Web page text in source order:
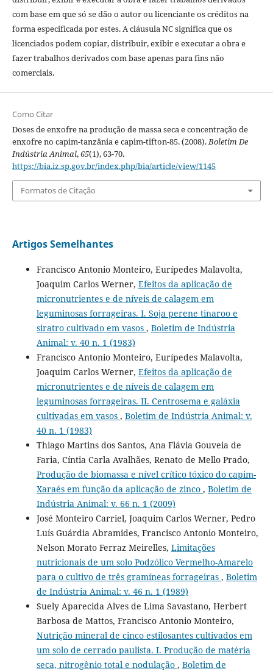
com base em que só se dão o autor ou licenciante os créditos na
forma especificada por estes. A cláusula NC significa que os
licenciados podem copiar, distribuir, exibir e executar a obra e
fazer trabalhos derivados com base apenas para fins não
comerciais.
Como Citar
Doses de enxofre na produção de massa seca e concentração de
enxofre no capim-tanzânia e capim-tifton-85. (2008).Boletim De
Indústria Animal,65(1), 63-70.
https://bia.iz.sp.gov.br/index.php/bia/article/view/1145
Formatos de Citação
Artigos Semelhantes
Francisco Antonio Monteiro, Eurípedes Malavolta,
Joaquim Carlos Werner, Efeitos da aplicação de
micronutrientes e de níveis de calagem em
leguminosas forrageiras. I. Soja perene tinaroo e
siratro cultivado em vasos , Boletim de Indústria
Animal: v. 40 n. 1 (1983)
Francisco Antonio Monteiro, Eurípedes Malavolta,
Joaquim Carlos Werner, Efeitos da aplicação de
micronutrientes e de níveis de calagem em
leguminosas forrageiras. II. Centrosema e galáxia
cultivadas em vasos , Boletim de Indústria Animal: v.
40 n. 1 (1983)
Thiago Martins dos Santos, Ana Flávia Gouveia de
Faria, Cíntia Carla Avalhães, Renato de Mello Prado,
Produção de biomassa e nível crítico tóxico do capim-
Xaraés em função da aplicação de zinco , Boletim de
Indústria Animal: v. 66 n. 1 (2009)
José Monteiro Carriel, Joaquim Carlos Werner, Pedro
Luís Guárdia Abramides, Francisco Antonio Monteiro,
Nelson Morato Ferraz Meirelles, Limitações
nutricionais de um solo Podzólico Vermelho-Amarelo
para o cultivo de três gramíneas forrageiras , Boletim
de Indústria Animal: v. 46 n. 1 (1989)
Suely Aparecida Alves de Lima Savastano, Herbert
Barbosa de Mattos, Francisco Antonio Monteiro,
Nutrição mineral de cinco estilosantes cultivados em
um solo de cerrado paulista. I. Produção de matéria
seca, nitrogênio total e nodulação , Boletim de